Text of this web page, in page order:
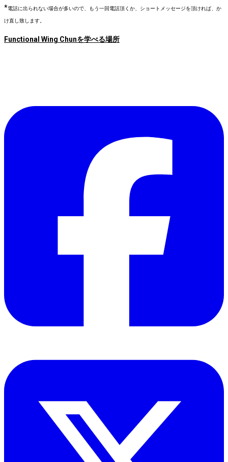
*電話に出られない場合が多いので、もう一回電話頂くか、ショートメッセージを頂ければ、か
け直し致します。
Functional Wing Chunを学べる場所